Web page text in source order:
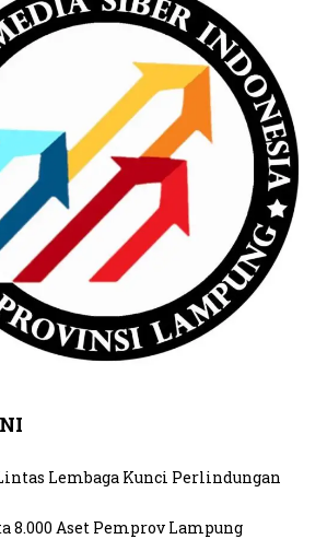
Lembaga Kunci Perlindungan
8.000 Aset Pemprov Lampung